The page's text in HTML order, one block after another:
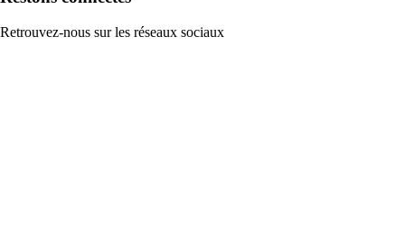
Retrouvez-nous sur les réseaux sociaux